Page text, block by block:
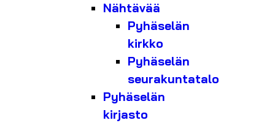
Nähtävää
Pyhäselän
kirkko
Pyhäselän
seurakuntatalo
Pyhäselän
kirjasto